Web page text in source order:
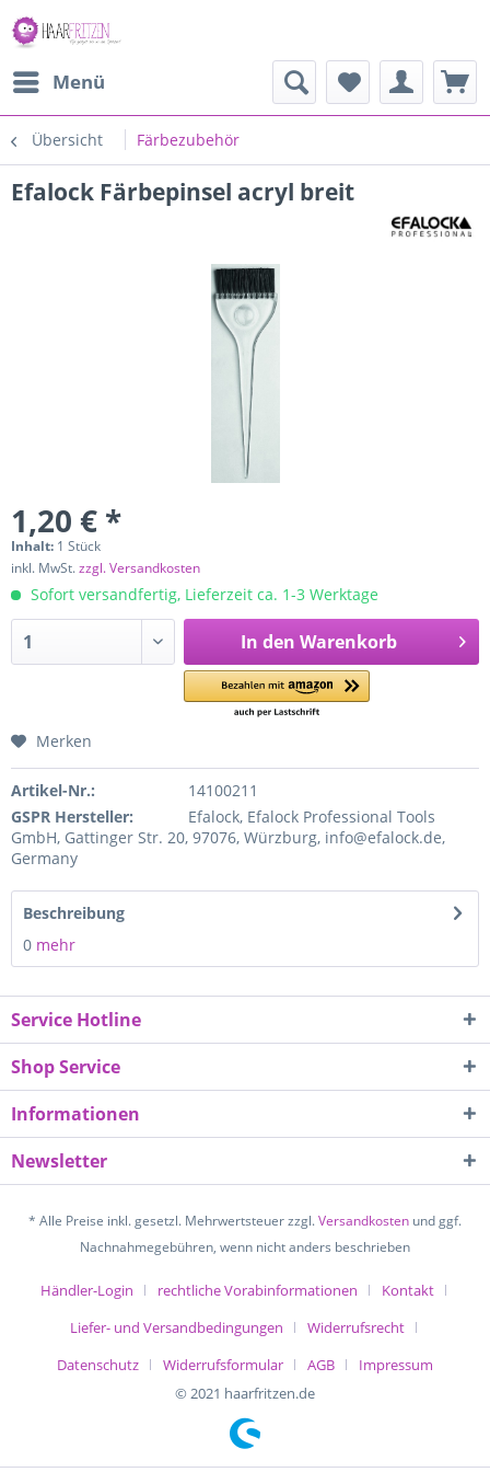
Menü
Übersicht Färbezubehör
Efalock Färbepinsel acryl breit
1,20 € *
Inhalt: 1 Stück
inkl. MwSt.zzgl. Versandkosten
Sofort versandfertig, Lieferzeit ca. 1-3 Werktage
In den Warenkorb
Merken
Artikel-Nr.:
14100211
GSPR Hersteller:
Efalock, Efalock Professional Tools
GmbH, Gattinger Str. 20, 97076, Würzburg, info@efalock.de,
Germany
Beschreibung
0 mehr
Service Hotline
Shop Service
Informationen
Newsletter
* Alle Preise inkl. gesetzl. Mehrwertsteuer zzgl.Versandkosten und ggf.
Nachnahmegebühren, wenn nicht anders beschrieben
Händler-Login rechtliche Vorabinformationen
Kontakt
Liefer- und Versandbedingungen
Widerrufsrecht
Datenschutz
Widerrufsformular AGB
Impressum
© 2021 haarfritzen.de